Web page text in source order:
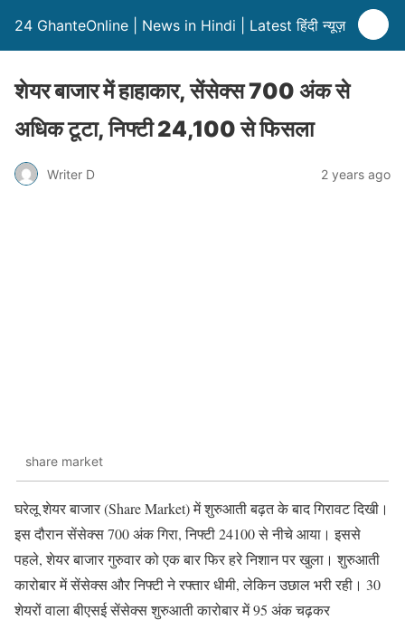
24 GhanteOnline | News in Hindi | Latest हिंदी न्यूज़
शेयर बाजार में हाहाकार, सेंसेक्स 700 अंक से
अधिक टूटा, निफ्टी 24,100 से फिसला
Writer D 2 years ago
share market
घरेलू शेयर बाजार (Share Market) में शुरुआती बढ़त के बाद गिरावट दिखी।
इस दौरान सेंसेक्स 700 अंक गिरा, निफ्टी 24100 से नीचे आया। इससे
पहले, शेयर बाजार गुरुवार को एक बार फिर हरे निशान पर खुला। शुरुआती
कारोबार में सेंसेक्स और निफ्टी ने रफ्तार धीमी, लेकिन उछाल भरी रही। 30
शेयरों वाला बीएसई सेंसेक्स शुरुआती कारोबार में 95 अंक चढ़कर